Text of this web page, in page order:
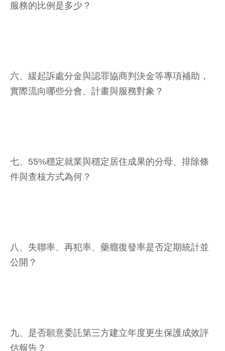
服務的比例是多少？
六、緩起訴處分金與認罪協商判決金等專項補助，
實際流向哪些分會、計畫與服務對象？
七、55%穩定就業與穩定居住成果的分母、排除條
件與查核方式為何？
八、失聯率、再犯率、藥癮復發率是否定期統計並
公開？
九、是否願意委託第三方建立年度更生保護成效評
估報告？